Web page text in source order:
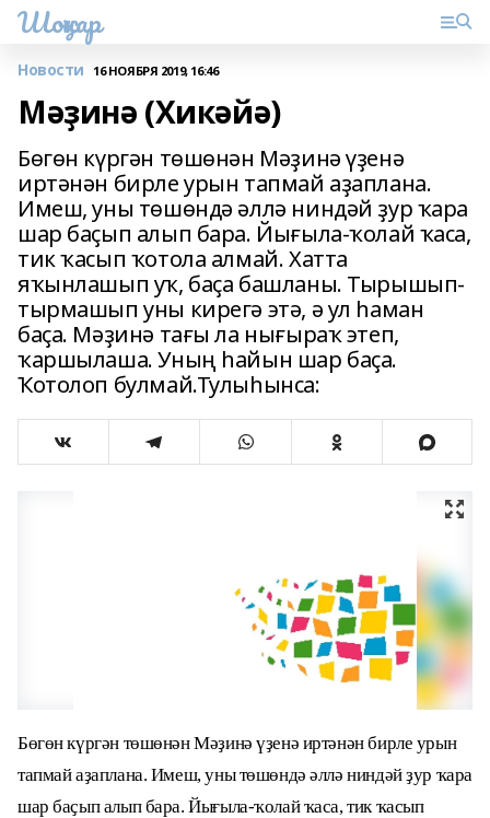
Шоңҡар
Новости 16 НОЯБРЯ 2019, 16:46
Мәҙинә (Хикәйә)
Бөгөн күргән төшөнән Мәҙинә үҙенә
иртәнән бирле урын тапмай аҙаплана.
Имеш, уны төшөндә әллә ниндәй ҙур ҡара
шар баҫып алып бара. Йығыла-ҡолай ҡаса,
тик ҡасып ҡотола алмай. Хатта
яҡынлашып уҡ, баҫа башланы. Тырышып-
тырмашып уны кирегә этә, ә ул һаман
баҫа. Мәҙинә тағы ла нығыраҡ этеп,
ҡаршылаша. Уның һайын шар баҫа.
Ҡотолоп булмай.Тулыһынса:
Бөгөн күргән төшөнән Мәҙинә үҙенә иртәнән бирле урын
тапмай аҙаплана. Имеш, уны төшөндә әллә ниндәй ҙур ҡара
шар баҫып алып бара. Йығыла-ҡолай ҡаса, тик ҡасып